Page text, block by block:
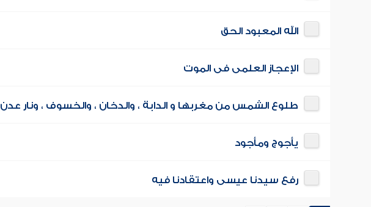
الله المعبود الحق
الإعجاز العلمى فى الموت
طلوع الشمس من مغربها و الدابة ، والدخان ، والخسوف ، ونار عدن
يأجوج ومأجود
رفع سيدنا عيسى واعتقادنا فيه